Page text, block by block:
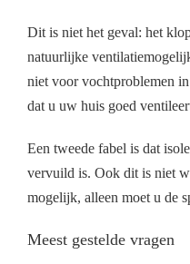
Dit is niet het geval: het
natuurlijke
niet voor vochtproblemen
dat u uw huis goed
Een tweede fabel is dat
vervuild is. Ook dit is niet
mogelijk, alleen moet u de
Meest gestelde vragen